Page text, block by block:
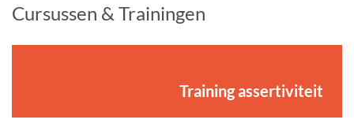
Cursussen & Trainingen
Training assertiviteit